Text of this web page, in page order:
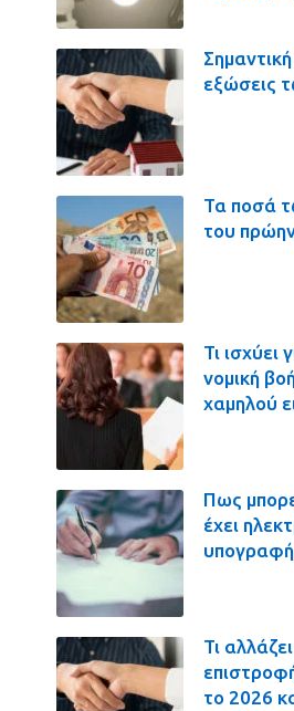
εξώσεις
Τα ποσά
του
Τι ισχύει
νομική
χαμηλού
Πως
έχει
υπογραφή
Τι
το 2026